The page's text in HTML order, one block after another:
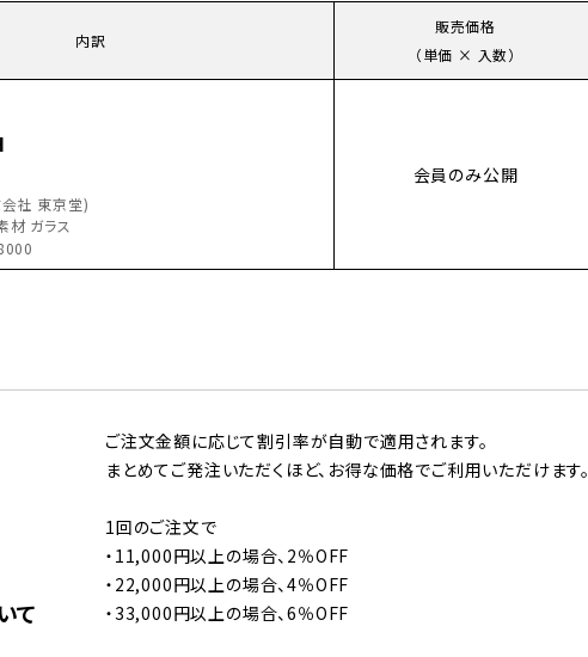
内訳
販売価格
（単価 × 入数）
社 東京堂)
ガラス
会員のみ公開
て
ご注文金額に応じて割引率が自動で適用されます。
まとめてご発注いただくほど、お得な価格でご利用いただけます。
1回のご注文で
・11,000円以上の場合、2％OFF
・22,000円以上の場合、4％OFF
・33,000円以上の場合、6％OFF